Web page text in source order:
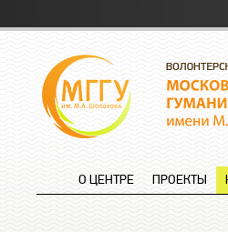
О ЦЕНТРЕ ПРОЕКТЫ